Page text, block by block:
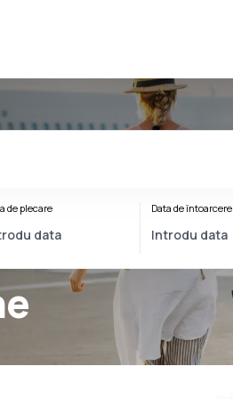
de plecare Data de întoarcere